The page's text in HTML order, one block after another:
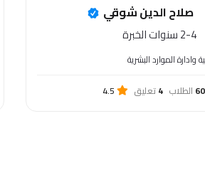
صلاح الدين شوقي
2-4 سنوات الخبرة
وادارة الموارد البشرية
60 الطلاب 4تعليق 4.5